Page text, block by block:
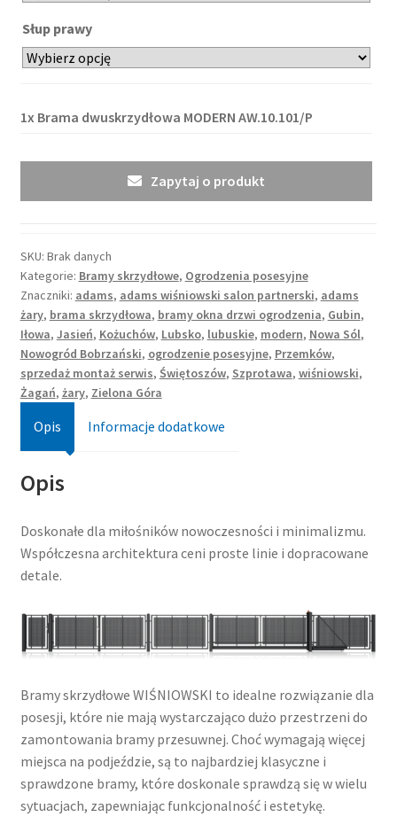
Słup prawy
1x Brama dwuskrzydłowa MODERN AW.10.101/P
Zapytaj o produkt
SKU: Brak danych
Kategorie: Bramy skrzydłowe, Ogrodzenia posesyjne
Znaczniki: adams, adams wiśniowski salon partnerski, adams
żary, brama skrzydłowa, bramy okna drzwi ogrodzenia, Gubin,
Iłowa, Jasień, Kożuchów, Lubsko, lubuskie, modern, Nowa Sól,
Nowogród Bobrzański, ogrodzenie posesyjne, Przemków,
sprzedaż montaż serwis, Świętoszów, Szprotawa, wiśniowski,
Żagań, żary, Zielona Góra
Opis Informacje dodatkowe
Opis
Doskonałe dla miłośników nowoczesności i minimalizmu.
Współczesna architektura ceni proste linie i dopracowane
detale.
Bramy skrzydłowe WIŚNIOWSKI to idealne rozwiązanie dla
posesji, które nie mają wystarczająco dużo przestrzeni do
zamontowania bramy przesuwnej. Choć wymagają więcej
miejsca na podjeździe, są to najbardziej klasyczne i
sprawdzone bramy, które doskonale sprawdzą się w wielu
sytuacjach, zapewniając funkcjonalność i estetykę.